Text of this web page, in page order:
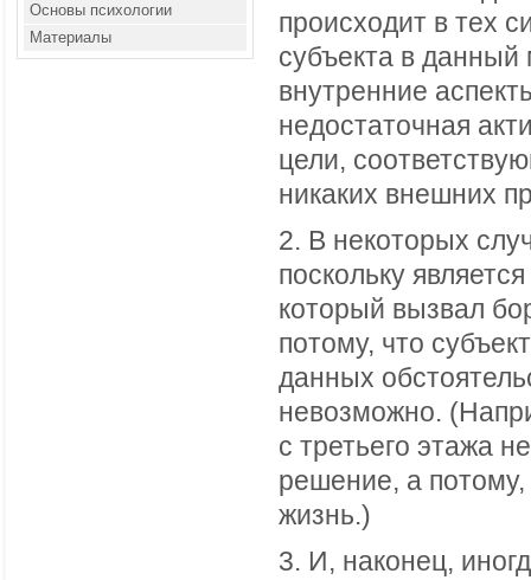
Основы психологии
Материалы
происходит в тех
субъекта в данный
внутренние
недостаточная
цели,
никаких внешних
2. В некоторых
поскольку
который вызвал
потому, что
данных
невозможно.
с третьего этажа
решение, а потому,
жизнь.)
3. И, наконец,